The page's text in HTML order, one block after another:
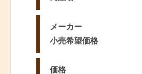
メーカー
小売希望価格
価格